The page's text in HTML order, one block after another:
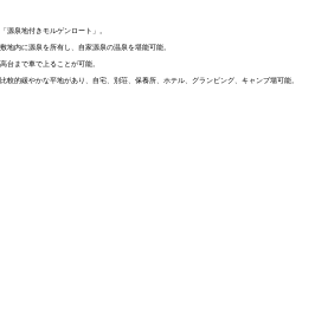
「源泉地付きモルゲンロート」。
敷地内に源泉を所有し、自家源泉の温泉を堪能可能。
高台まで車で上ることが可能。
比較的緩やかな平地があり、自宅、別荘、保養所、ホテル、グランピング、キャンプ場可能。